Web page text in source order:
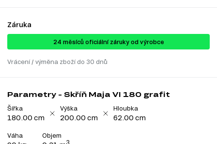
Záruka
24 ​​​​měsíců oficiální záruky od výrobce
Vrácení / výměna zboží do 30 dnů
Parametry - Skříň Maja VI 180 grafit
Šířka
180.00 cm
Výška
200.00 cm
Hloubka
62.00 cm
Váha Objem
3